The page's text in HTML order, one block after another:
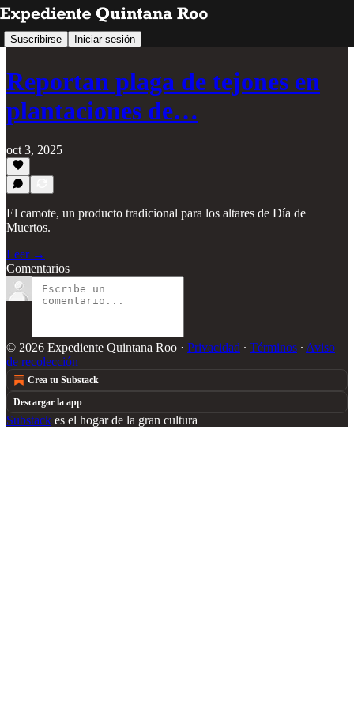
Suscribirse Iniciar sesión
Reportan plaga de tejones en
plantaciones de…
oct 3, 2025
El camote, un producto tradicional para los altares de Día de
Muertos.
Leer →
Comentarios
© 2026 Expediente Quintana Roo · Privacidad ∙ Términos ∙ Aviso
de recolección
Crea tu Substack
Descargar la app
Substack es el hogar de la gran cultura